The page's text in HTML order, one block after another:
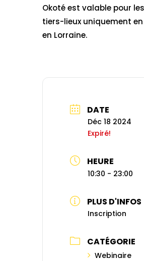
Okoté est valable pour
tiers-lieux uniquement
en Lorraine.
DATE
Déc 18 2024
Expiré!
HEURE
10:30 - 23:00
PLUS D'INFOS
Inscription
CATÉGORIE
Webinaire